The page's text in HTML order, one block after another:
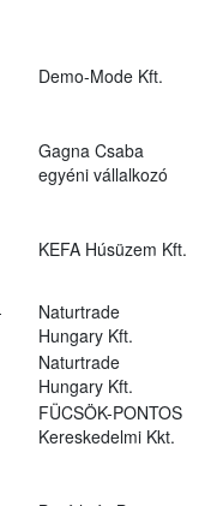
Demo-Mode Kft.
Gagna Csaba
egyéni vállalkozó
KEFA Húsüzem Kft.
Naturtrade
Hungary Kft.
Naturtrade
Hungary Kft.
FÜCSÖK-PONTOS
Kereskedelmi Kkt.